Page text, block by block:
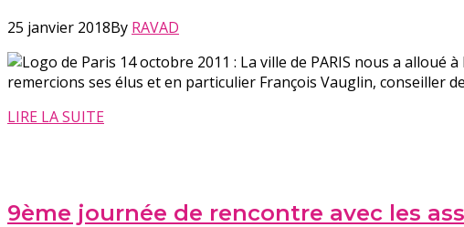
25 janvier 2018By RAVAD
14 octobre 2011 : La ville de PARIS nous a
remercions ses élus et en particulier François Vauglin, conseiller
LIRE LA SUITE
9ème journée de rencontre avec les